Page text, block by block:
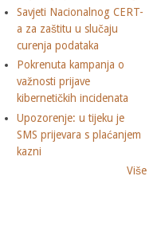
Savjeti Nacionalnog CERT-
a za zaštitu u slučaju
curenja podataka
Pokrenuta kampanja o
važnosti prijave
kibernetičkih incidenata
Upozorenje: u tijeku je
SMS prijevara s plaćanjem
kazni
Više